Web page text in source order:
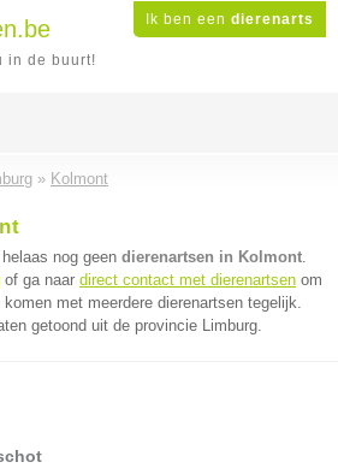
Ik ben een dierenarts
in de buurt!
» Kolmont
nog geen dierenartsen in Kolmont.
of ga naar direct contact met dierenartsen om
met meerdere dierenartsen tegelijk.
getoond uit de provincie Limburg.